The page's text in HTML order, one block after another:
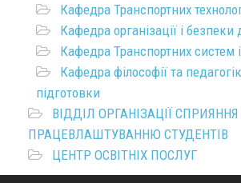
Кафедра Транспортних
Кафедра організації і
Кафедра Транспортних систем
Кафедра філософії та
підготовки
ВІДДІЛ ОРГАНІЗАЦІЇ СПРИЯННЯ
ПРАЦЕВЛАШТУВАННЮ СТУДЕНТІВ
ЦЕНТР ОСВІТНІХ ПОСЛУГ